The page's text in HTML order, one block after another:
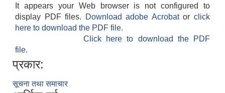
It appears your Web browser is not configured to
display PDF files.
Download adobe Acrobatorclick
here to download the PDF file.
Click here to download the PDF
file.
प्रकार:
सूचना तथा समाचार